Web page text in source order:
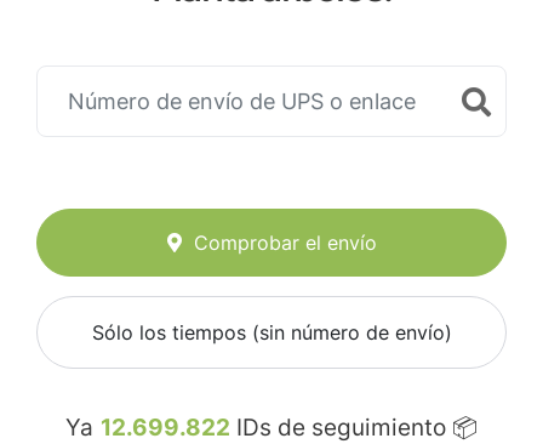
Comprobar el envío
Sólo los tiempos (sin número de envío)
Ya 12.699.822 IDs de seguimiento 📦